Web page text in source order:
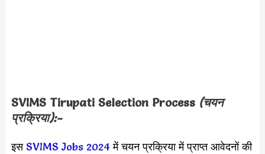
SVIMS Tirupati Selection Process (चयन
प्रक्रिया):-
इस SVIMS Jobs 2024 में चयन प्रक्रिया में प्राप्त आवेदनों की